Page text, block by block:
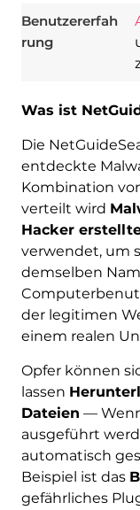
Benutzererfah
rung
Was ist
Die
entdeckte
Kombination
verteilt wird
Hacker
verwendet, um
demselben
der legitimen
einem realen
Opfer können
lassen
Dateien —
ausgeführt
automatisch
Beispiel ist das
gefährliches